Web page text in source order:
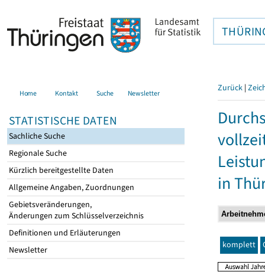
Home Kontakt Suche Newsletter
STATISTISCHE DATEN
Sachliche Suche
Regionale Suche
Kürzlich bereitgestellte Daten
Allgemeine Angaben, Zuordnungen
Gebietsveränderungen,
Änderungen zum Schlüsselverzeichnis
Definitionen und Erläuterungen
Newsletter
Zurück |
in
komplett